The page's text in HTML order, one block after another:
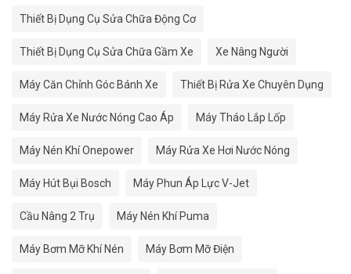
Thiết Bị Dụng Cụ Sửa Chữa Động Cơ
Thiết Bị Dụng Cụ Sửa Chữa Gầm Xe Xe Nâng Người
Máy Căn Chỉnh Góc Bánh Xe Thiết Bị Rửa Xe Chuyên Dụng
Máy Rửa Xe Nước Nóng Cao Áp Máy Tháo Lắp Lốp
Máy Nén Khí Onepower Máy Rửa Xe Hơi Nước Nóng
Máy Hút Bụi Bosch Máy Phun Áp Lực V-Jet
Cầu Nâng 2 Trụ Máy Nén Khí Puma
Máy Bơm Mỡ Khí Nén Máy Bơm Mỡ Điện